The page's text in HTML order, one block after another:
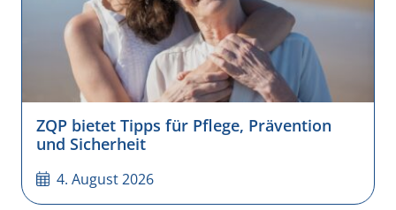
ZQP bietet Tipps für Pflege, Prävention
und Sicherheit
4. August 2026